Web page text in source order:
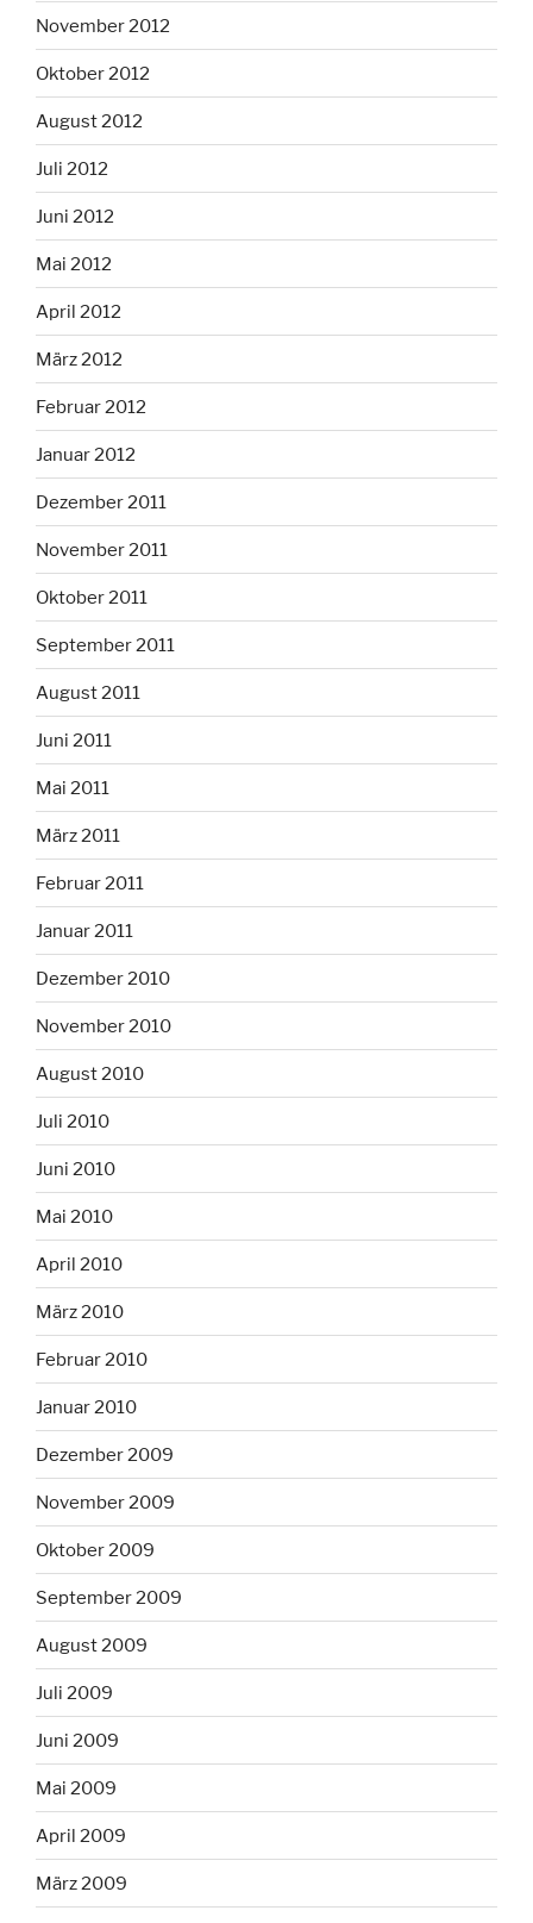
November 2012
Oktober 2012
August 2012
Juli 2012
Juni 2012
Mai 2012
April 2012
März 2012
Februar 2012
Januar 2012
Dezember 2011
November 2011
Oktober 2011
September 2011
August 2011
Juni 2011
Mai 2011
März 2011
Februar 2011
Januar 2011
Dezember 2010
November 2010
August 2010
Juli 2010
Juni 2010
Mai 2010
April 2010
März 2010
Februar 2010
Januar 2010
Dezember 2009
November 2009
Oktober 2009
September 2009
August 2009
Juli 2009
Juni 2009
Mai 2009
April 2009
März 2009